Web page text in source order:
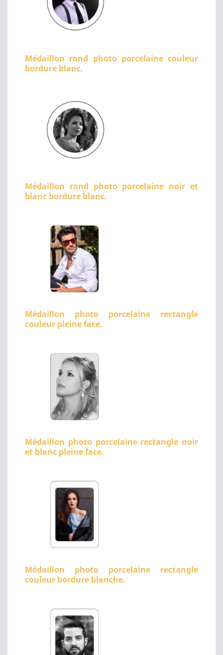
Médaillon rond photo porcelaine couleur
bordure blanc.
Médaillon rond photo porcelaine noir et
blanc bordure blanc.
Médaillon photo porcelaine rectangle
couleur pleine face.
Médaillon photo porcelaine rectangle noir
et blanc pleine face.
Médaillon photo porcelaine rectangle
couleur bordure blanche.